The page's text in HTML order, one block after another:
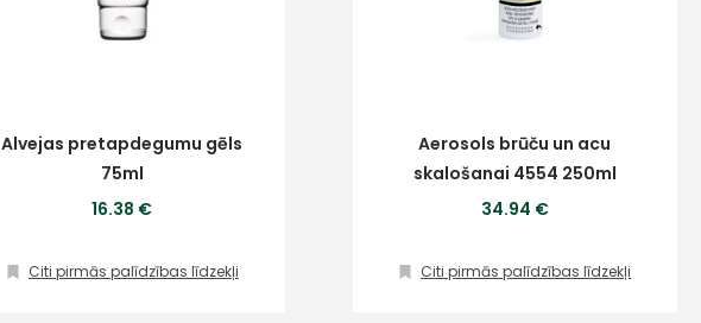
Alvejas pretapdegumu gēls
75ml
16.38 €
Citi pirmās palīdzības līdzekļi
Aerosols brūču un acu
skalošanai 4554 250ml
34.94 €
Citi pirmās palīdzības līdzekļi